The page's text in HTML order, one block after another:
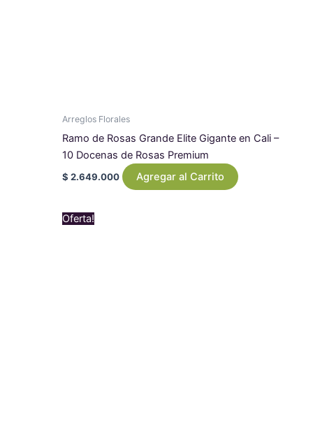
Arreglos Florales
Ramo de Rosas Grande Elite Gigante en Cali –
10 Docenas de Rosas Premium
$ 2.649.000 Agregar al Carrito
Oferta!